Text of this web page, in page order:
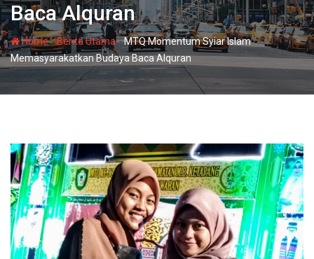
Baca Alquran
Home-Berita Utama-MTQ Momentum Syiar Islam
Memasyarakatkan Budaya Baca Alquran